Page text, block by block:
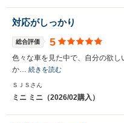
対応がしっかり
総合評価 5
色々な車を見た中で、自分の欲
か… 続きを読む
ＳＪＳさん
ミニ ミニ（2026/02購入）